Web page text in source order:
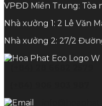
VPĐD Miền Trung: Tòa
Nhà xưởng 1: 2 Lê Văn
Nhà xưởng 2: 27/2